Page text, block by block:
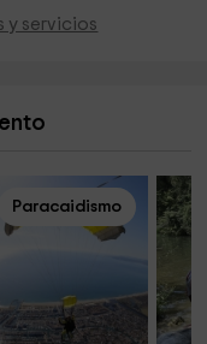
y servicios
Paracaidismo